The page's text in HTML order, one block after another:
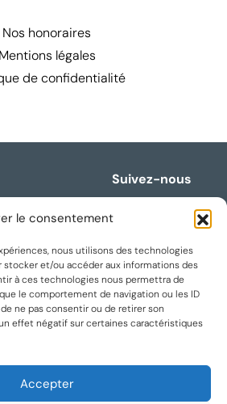
le consentement
nous utilisons des technologies
et/ou accéder aux informations des
à ces technologies nous permettra de
le comportement de navigation ou les ID
ne pas consentir ou de retirer son
effet négatif sur certaines caractéristiques
Accepter
Nos honoraires
Mentions légales
de confidentialité
57
Suivez-nous